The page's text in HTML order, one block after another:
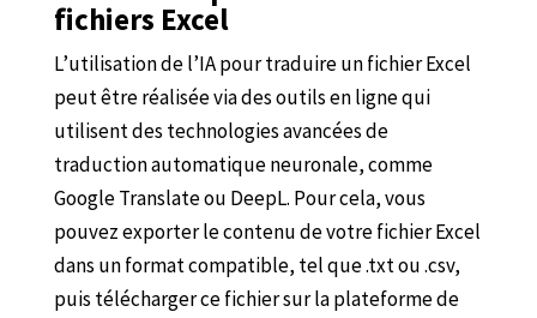
fichiers Excel
L’utilisation de l’IA pour traduire un fichier Excel
peut être réalisée via des outils en ligne qui
utilisent des technologies avancées de
traduction automatique neuronale, comme
Google Translate ou DeepL. Pour cela, vous
pouvez exporter le contenu de votre fichier Excel
dans un format compatible, tel que .txt ou .csv,
puis télécharger ce fichier sur la plateforme de